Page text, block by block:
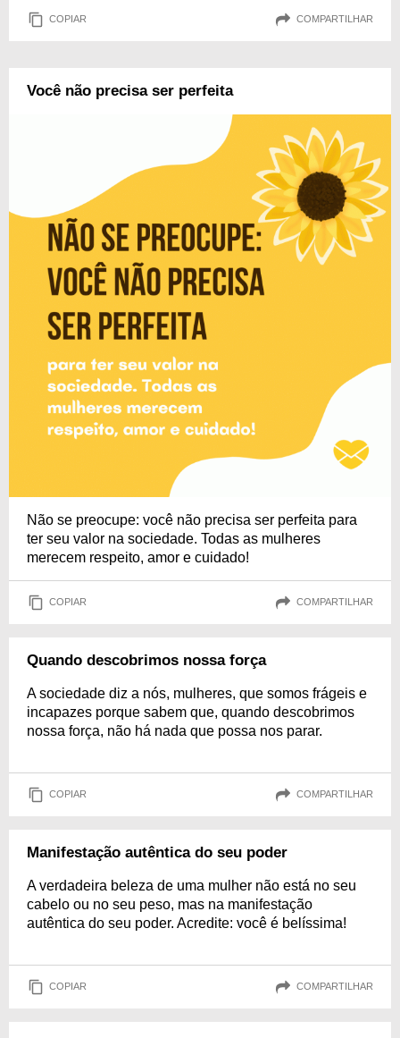
COPIAR COMPARTILHAR
Você não precisa ser perfeita
Não se preocupe: você não precisa ser perfeita para
ter seu valor na sociedade. Todas as mulheres
merecem respeito, amor e cuidado!
COPIAR COMPARTILHAR
Quando descobrimos nossa força
A sociedade diz a nós, mulheres, que somos frágeis e
incapazes porque sabem que, quando descobrimos
nossa força, não há nada que possa nos parar.
COPIAR COMPARTILHAR
Manifestação autêntica do seu poder
A verdadeira beleza de uma mulher não está no seu
cabelo ou no seu peso, mas na manifestação
autêntica do seu poder. Acredite: você é belíssima!
COPIAR COMPARTILHAR